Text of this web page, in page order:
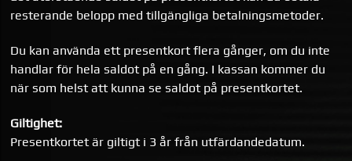
resterande belopp med tillgängliga betalningsmetoder.
Du kan använda ett presentkort flera gånger, om du inte
handlar för hela saldot på en gång. I kassan kommer du
när som helst att kunna se saldot på presentkortet.
Giltighet:
Presentkortet är giltigt i 3 år från utfärdandedatum.